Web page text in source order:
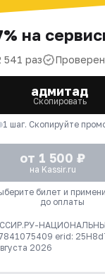
на
541 раз
адмитад
Скопировать
1 шаг. Скопируйте
от 1 500 ₽
на Kassir.ru
билет и
до оплаты
erid:
2026